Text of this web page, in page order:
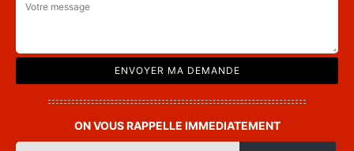
ON VOUS RAPPELLE IMMEDIATEMENT